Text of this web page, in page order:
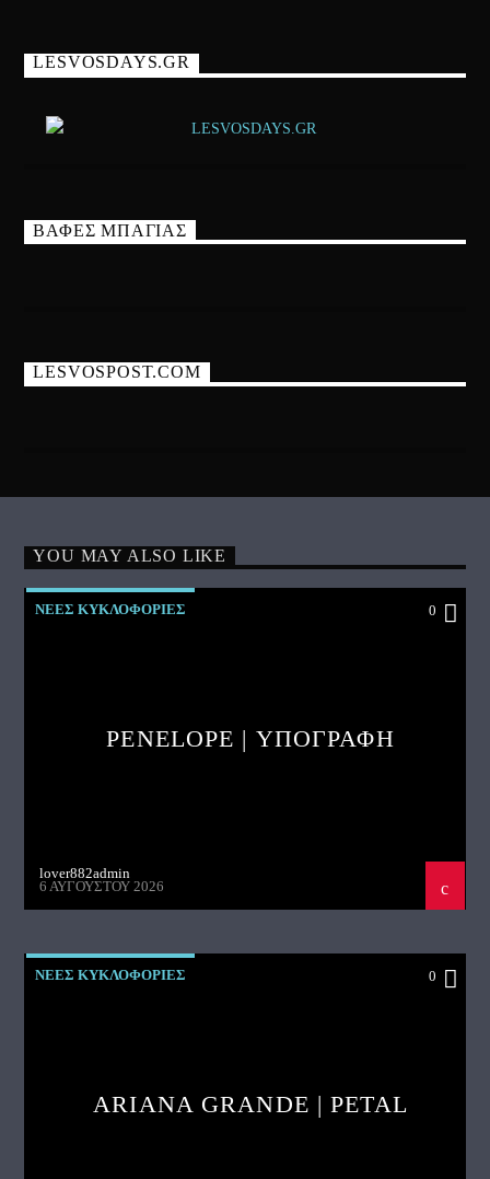
LESVOSDAYS.GR
ΒΑΦΕΣ ΜΠΑΓΙΑΣ
LESVOSPOST.COM
YOU MAY ALSO LIKE
ΝΕΕΣ ΚΥΚΛΟΦΟΡΙΕΣ 0
PENELOPE | ΥΠΟΓΡΑΦΗ
lover882admin
6 ΑΥΓΟΎΣΤΟΥ 2026
ΝΕΕΣ ΚΥΚΛΟΦΟΡΙΕΣ 0
ARIANA GRANDE | PETAL